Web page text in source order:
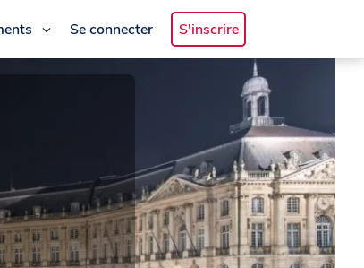
Se connecter S'inscrire